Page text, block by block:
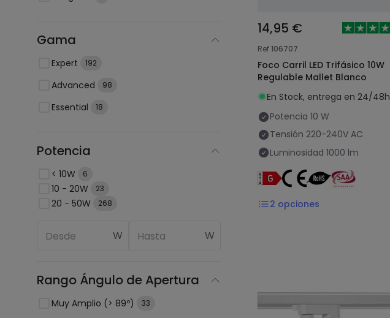
Gama
Expert 192
Advanced 98
Essential 18
Potencia
< 10W 6
10 - 20W 23
20 - 50W 268
W W
Rango Ángulo de Apertura
Muy Amplio (> 89º) 33
14,95 €
Ref106707
Foco Carril LED Trifásico 10W
Regulable Mallet Blanco
En Stock, entrega en 24/48h
Potencia 10 W
Tensión 220-240V AC
Luminosidad 1000 lm
2 opciones